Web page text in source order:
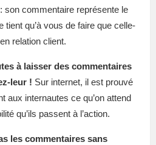
son commentaire représente le
tient qu’à vous de faire que celle-
relation client.
à laisser des commentaires
leur ! Sur internet, il est prouvé
aux internautes ce qu’on attend
qu’ils passent à l’action.
les commentaires sans